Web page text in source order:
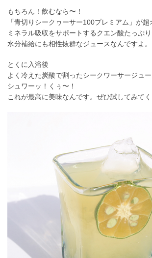
もちろん！飲むなら〜！
「青切りシークヮーサー100プレミアム」が超
ミネラル吸収をサポートするクエン酸たっぷ
水分補給にも相性抜群なジュースなんですよ。
とくに入浴後
よく冷えた炭酸で割ったシークワーサージュー
シュワーッ！くぅ〜！
これが最高に美味なんです。ぜひ試してみてく